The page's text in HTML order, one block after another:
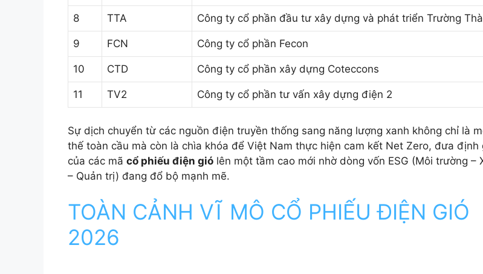
8 TTA Công ty cổ phần đầu tư xây dựng và phát triển Trường
9 FCN Công ty cổ phần Fecon
10 CTD Công ty cổ phần xây dựng Coteccons
11 TV2 Công ty cổ phần tư vấn xây dựng điện 2
Sự dịch chuyển từ các nguồn điện truyền thống sang năng lượng xanh không chỉ là
thế toàn cầu mà còn là chìa khóa để Việt Nam thực hiện cam kết Net Zero, đưa định
của các mã cổ phiếu điện gió lên một tầm cao mới nhờ dòng vốn ESG (Môi trường –
– Quản trị) đang đổ bộ mạnh mẽ.
TOÀN CẢNH VĨ MÔ CỔ PHIẾU ĐIỆN GIÓ
2026